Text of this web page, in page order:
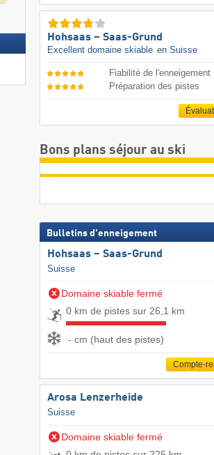
Hohsaas – Saas-Grund
Excellent domaine skiable en Suisse
Fiabilité de l'enneigement
Préparation des pistes
Bons plans séjour au ski
Bulletins d'enneigement
Hohsaas – Saas-Grund
Suisse
Domaine skiable fermé
0 km de pistes sur 26,1 km
- cm (haut des pistes)
Compte-
Arosa Lenzerheide
Suisse
Domaine skiable fermé